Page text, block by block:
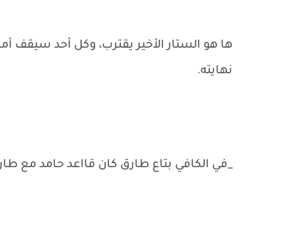
ها هو الستار الأخير يقترب، وكل أحد سيقف
نهايته.
_في الكافي بتاع طارق كان قااعد حامد مع